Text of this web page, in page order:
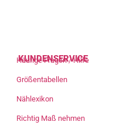
KUNDENSERVICE
Häufige Fragen / Hilfe
Größentabellen
Nählexikon
Richtig Maß nehmen